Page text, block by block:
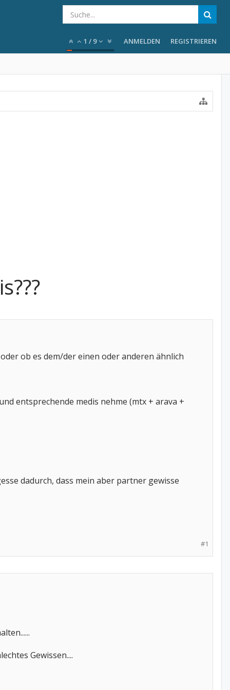
1 / 9 ANMELDEN REGISTRIEREN
ob es dem/der einen oder anderen ähnlich
entsprechende medis nehme (mtx + arava +
dadurch, dass mein aber partner gewisse
#1
Gewissen....